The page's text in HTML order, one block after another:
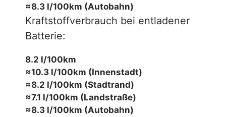
≈8.3 l/100km (Autobahn)
Kraftstoffverbrauch bei entladener
Batterie:
8.2 l/100km
≈10.3 l/100km (Innenstadt)
≈8.2 l/100km (Stadtrand)
≈7.1 l/100km (Landstraße)
≈8.3 l/100km (Autobahn)